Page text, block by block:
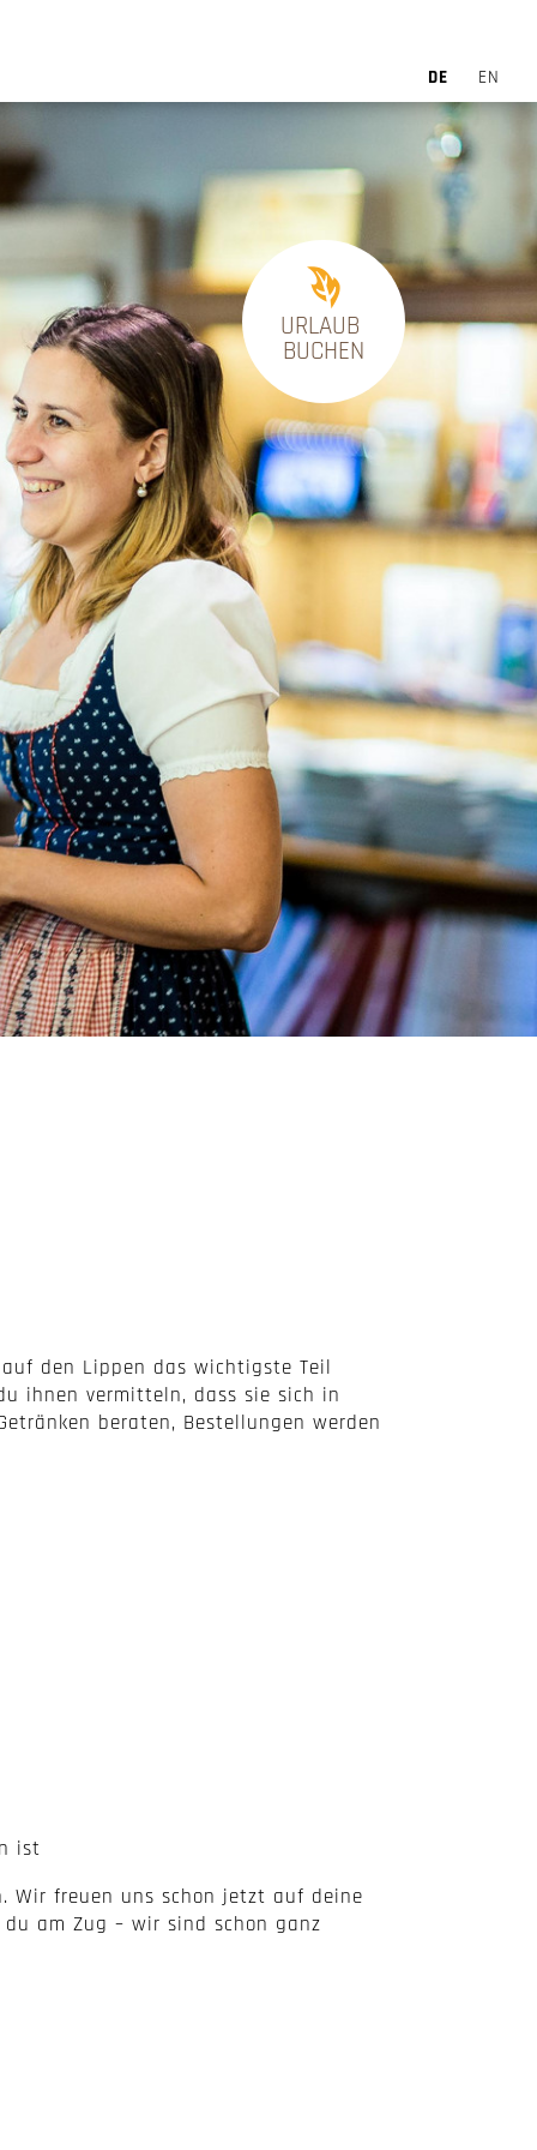
DE EN
URLAUB
BUCHEN
den Lippen das wichtigste Teil
ihnen vermitteln, dass sie sich in
beraten, Bestellungen werden
ist
Wir freuen uns schon jetzt auf deine
am Zug – wir sind schon ganz